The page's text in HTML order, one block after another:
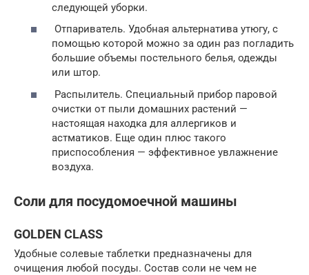
следующей уборки.
Отпариватель. Удобная альтернатива утюгу, с
помощью которой можно за один раз погладить
большие объемы постельного белья, одежды
или штор.
Распылитель. Специальный прибор паровой
очистки от пыли домашних растений —
настоящая находка для аллергиков и
астматиков. Еще один плюс такого
приспособления — эффективное увлажнение
воздуха.
Соли для посудомоечной машины
GOLDEN CLASS
Удобные солевые таблетки предназначены для
очищения любой посуды. Состав соли не чем не